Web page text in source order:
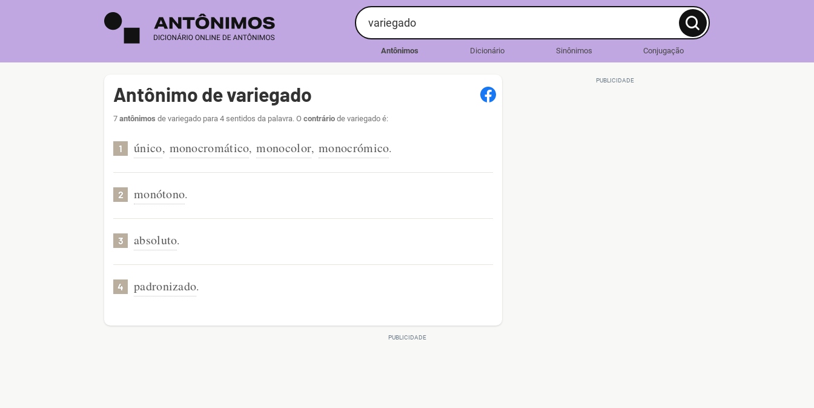
Antônimos Dicionário Sinônimos Conjugação
Antônimo de variegado
7 antônimos de variegado para 4 sentidos da palavra. O contrário de variegado é:
1 único, monocromático, monocolor, monocrómico.
2 monótono.
3 absoluto.
4 padronizado.